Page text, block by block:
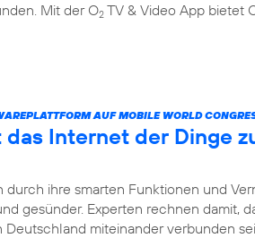
Mit der O2 TV & Video App bietet
AUF MOBILE WORLD
Internet der Dinge
ihre smarten Funktionen und
gesünder. Experten rechnen damit,
miteinander verbunden